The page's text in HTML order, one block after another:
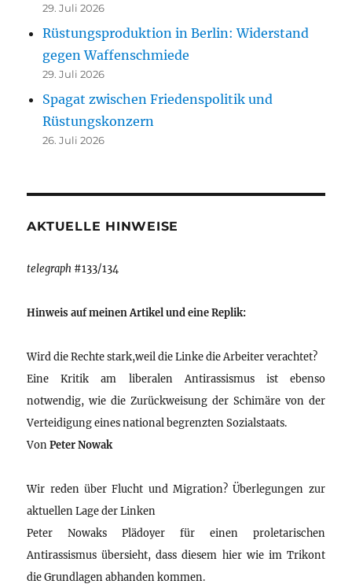
29. Juli 2026
Rüstungsproduktion in Berlin: Widerstand
gegen Waffenschmiede
29. Juli 2026
Spagat zwischen Friedenspolitik und
Rüstungskonzern
26. Juli 2026
AKTUELLE HINWEISE
telegraph #133/134
Hinweis auf meinen Artikel und eine Replik:
Wird die Rechte stark,weil die Linke die Arbeiter verachtet?
Eine Kritik am liberalen Antirassismus ist ebenso
notwendig, wie die Zurückweisung der Schimäre von der
Verteidigung eines national begrenzten Sozialstaats.
VonPeter Nowak
Wir reden über Flucht und Migration? Überlegungen zur
aktuellen Lage der Linken
Peter Nowaks Plädoyer für einen proletarischen
Antirassismus übersieht, dass diesem hier wie im Trikont
die Grundlagen abhanden kommen.